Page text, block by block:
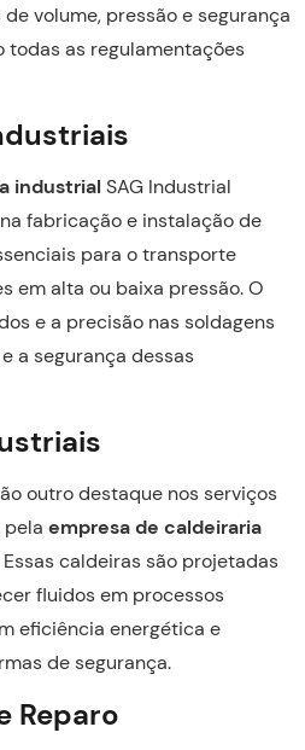
volume, pressão e segurança
todas as regulamentações
industrial SAG Industrial
fabricação e instalação de
para o transporte
em alta ou baixa pressão. O
e a precisão nas soldagens
a segurança dessas
outro destaque nos serviços
empresa de caldeiraria
caldeiras são projetadas
fluidos em processos
eficiência energética e
de segurança.
Reparo